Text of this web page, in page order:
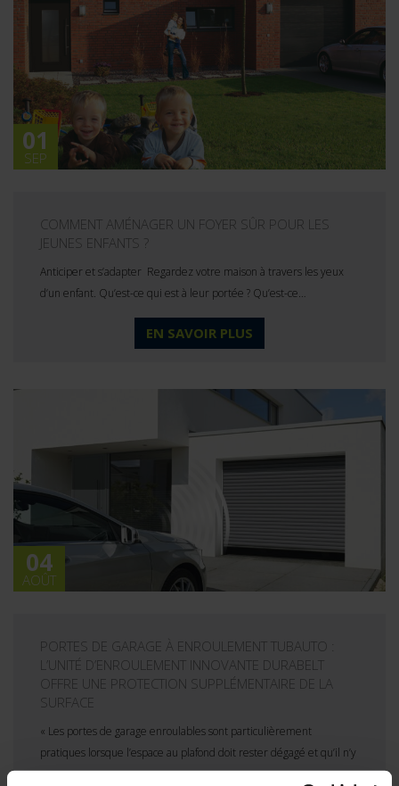
01
SEP
COMMENT AMÉNAGER UN FOYER SÛR POUR LES
JEUNES ENFANTS ?
Anticiper et s’adapter Regardez votre maison à travers les yeux
d’un enfant. Qu’est-ce qui est à leur portée ? Qu’est-ce…
EN SAVOIR PLUS
04
AOÛT
PORTES DE GARAGE À ENROULEMENT TUBAUTO :
L’UNITÉ D’ENROULEMENT INNOVANTE DURABELT
OFFRE UNE PROTECTION SUPPLÉMENTAIRE DE LA
SURFACE
« Les portes de garage enroulables sont particulièrement
pratiques lorsque l’espace au plafond doit rester dégagé et qu’il n’y
a pas…